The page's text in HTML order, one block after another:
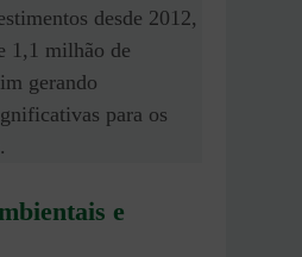
desde 2012,
1,1 milhão de
gerando
para os
e